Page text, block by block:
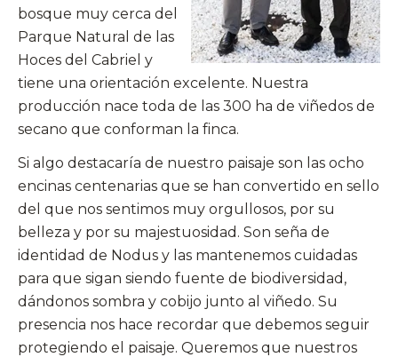
bosque muy cerca del
Parque Natural de las
Hoces del Cabriel y
tiene una orientación excelente. Nuestra
producción nace toda de las 300 ha de viñedos de
secano que conforman la finca.
Si algo destacaría de nuestro paisaje son las ocho
encinas centenarias que se han convertido en sello
del que nos sentimos muy orgullosos, por su
belleza y por su majestuosidad. Son seña de
identidad de Nodus y las mantenemos cuidadas
para que sigan siendo fuente de biodiversidad,
dándonos sombra y cobijo junto al viñedo. Su
presencia nos hace recordar que debemos seguir
protegiendo el paisaje. Queremos que nuestros